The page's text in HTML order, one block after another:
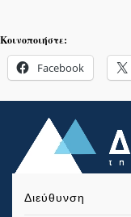
Κοινοποιήστε:
Facebook
Διεύθυνση